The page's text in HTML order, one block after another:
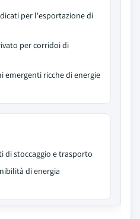
per l'esportazione di
per corridoi di
emergenti ricche di energie
di stoccaggio e trasporto
di energia